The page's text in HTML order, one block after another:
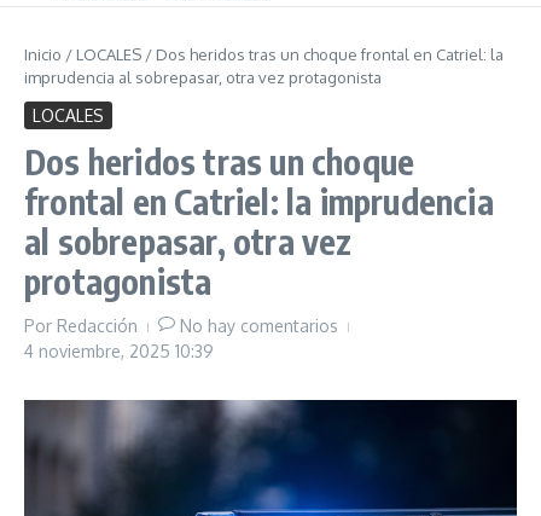
Inicio / LOCALES / Dos heridos tras un choque frontal en Catriel: la
imprudencia al sobrepasar, otra vez protagonista
LOCALES
Dos heridos tras un choque
frontal en Catriel: la imprudencia
al sobrepasar, otra vez
protagonista
Por Redacción
No hay comentarios
4 noviembre, 2025 10:39